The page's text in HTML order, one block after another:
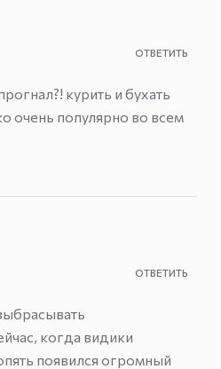
ОТВЕТИТЬ
курить и бухать
очень популярно во всем
ОТВЕТИТЬ
когда видики
появился огромный